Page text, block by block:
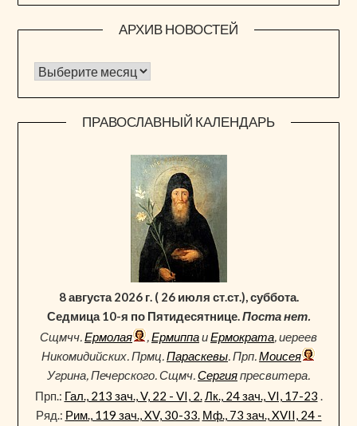
АРХИВ НОВОСТЕЙ
Архив новостей
ПРАВОСЛАВНЫЙ КАЛЕНДАРЬ
8 августа 2026 г. ( 26 июля ст.ст.), суббота.
Седмица 10-я по Пятидесятнице.Поста нет.
Сщмчч.Ермолая ,ЕрмиппаиЕрмократа, иереев
Никомидийских. Прмц.Параскевы. Прп.Моисея
Угрина, Печерского. Сщмч.Сергияпресвитера.
Прп.: Гал., 213 зач., V, 22 - VI, 2.Лк., 24 зач., VI, 17-23 .
Ряд.: Рим., 119 зач., XV, 30-33. Мф., 73 зач., XVII, 24 -